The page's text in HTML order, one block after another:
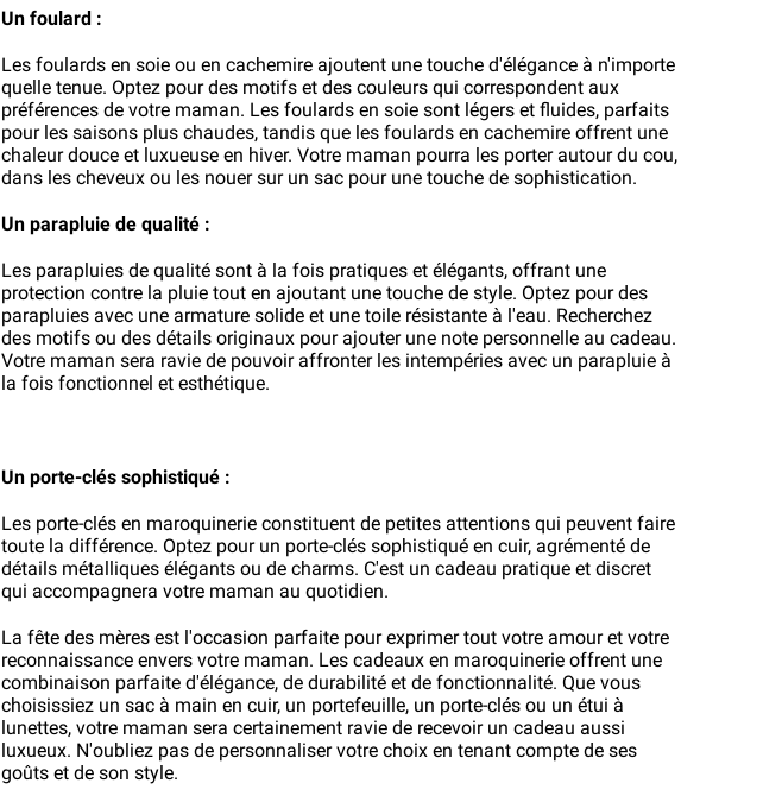
Un foulard :
Les foulards en soie ou en cachemire ajoutent une touche d'élégance à n'importe
quelle tenue. Optez pour des motifs et des couleurs qui correspondent aux
préférences de votre maman. Les foulards en soie sont légers et fluides, parfaits
pour les saisons plus chaudes, tandis que les foulards en cachemire offrent une
chaleur douce et luxueuse en hiver. Votre maman pourra les porter autour du cou,
dans les cheveux ou les nouer sur un sac pour une touche de sophistication.
Un parapluie de qualité :
Les parapluies de qualité sont à la fois pratiques et élégants, offrant une
protection contre la pluie tout en ajoutant une touche de style. Optez pour des
parapluies avec une armature solide et une toile résistante à l'eau. Recherchez
des motifs ou des détails originaux pour ajouter une note personnelle au cadeau.
Votre maman sera ravie de pouvoir affronter les intempéries avec un parapluie à
la fois fonctionnel et esthétique.
Un porte-clés sophistiqué :
Les porte-clés en maroquinerie constituent de petites attentions qui peuvent faire
toute la différence. Optez pour un porte-clés sophistiqué en cuir, agrémenté de
détails métalliques élégants ou de charms. C'est un cadeau pratique et discret
qui accompagnera votre maman au quotidien.
La fête des mères est l'occasion parfaite pour exprimer tout votre amour et votre
reconnaissance envers votre maman. Les cadeaux en maroquinerie offrent une
combinaison parfaite d'élégance, de durabilité et de fonctionnalité. Que vous
choisissiez un sac à main en cuir, un portefeuille, un porte-clés ou un étui à
lunettes, votre maman sera certainement ravie de recevoir un cadeau aussi
luxueux. N'oubliez pas de personnaliser votre choix en tenant compte de ses
goûts et de son style.